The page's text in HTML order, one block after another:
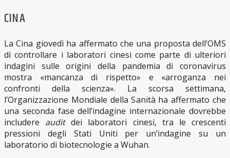
CINA
La Cina giovedì ha affermato che una proposta dell’OMS
di controllare i laboratori cinesi come parte di ulteriori
indagini sulle origini della pandemia di coronavirus
mostra «mancanza di rispetto» e «arroganza nei
confronti della scienza». La scorsa settimana,
l’Organizzazione Mondiale della Sanità ha affermato che
una seconda fase dell’indagine internazionale dovrebbe
includere auditdei laboratori cinesi, tra le crescenti
pressioni degli Stati Uniti per un’indagine su un
laboratorio di biotecnologie a Wuhan.